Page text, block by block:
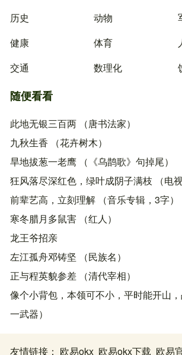
历史
动物
健康
体育
交通
数理化
随便看看
此地无银三百两 （唐书法家）
九秋生香 （花卉树木）
旱地拔葱一老鹰 （《乌鹊歌》句掉尾）
狂风落尽深红色，绿叶成阴子满枝 （电视
前辈艺高，立刻理解 （音乐专辑，3字）
寒冬腊月多鼠害 （红人）
龙王爷招亲
左江孤舟邓铸坚 （民族名）
正与程英貌参差 （清代宰相）
像个小背包，本领可不小，平时能开山
一武器）
友情链接： 欧易okx 欧易okx下载 欧易